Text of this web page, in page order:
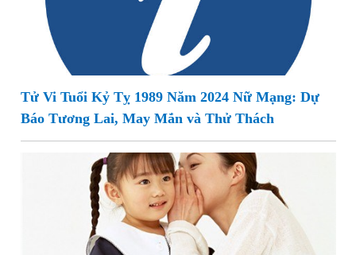
Tử Vi Tuổi Kỷ Tỵ 1989 Năm 2024 Nữ Mạng: Dự
Báo Tương Lai, May Mắn và Thử Thách